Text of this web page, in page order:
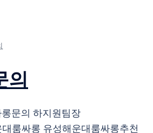
의
문의 하지원팀장
룸싸롱 유성해운대룸싸롱추천